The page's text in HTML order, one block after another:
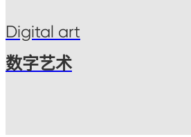
Digital art
数字艺术